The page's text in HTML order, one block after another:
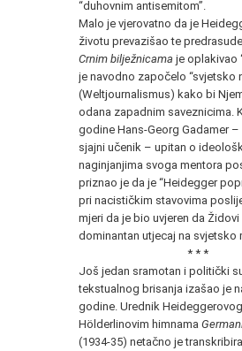
“duhovnim antisemitom”.
Malo je vjerovatno da je
životu prevazišao te
Crnim bilježnicama je oplakivao
je navodno započelo “svjetsko
(Weltjournalismus) kako bi
odana zapadnim saveznicima.
godine Hans-Georg Gadamer
sjajni učenik – upitan o
naginjanjima svoga mentora
priznao je da je “Heidegger
pri nacističkim stavovima
mjeri da je bio uvjeren da Židovi
dominantan utjecaj na svjetsko
* * *
Još jedan sramotan i politički
tekstualnog brisanja izašao je
godine. Urednik
Hölderlinovim himnama
(1934-35) netačno je